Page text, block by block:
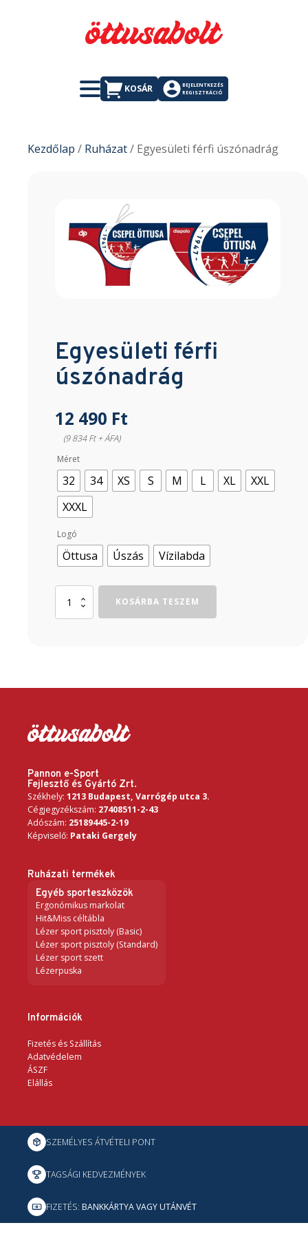
KOSÁR
BEJELENTKEZÉS
REGISZTRÁCIÓ
Kezdőlap / Ruházat/ Egyesületi férfi úszónadrág
Egyesületi férfi
úszónadrág
12 490 Ft
(9 834 Ft + ÁFA)
Méret
32 34 XS S M L XL
XXL
XXXL
Logó
Öttusa Úszás Vízilabda
Egyesületi
KOSÁRBA TESZEM
Pannon e-Sport
Fejlesztő és Gyártó Zrt.
Székhely: 1213 Budapest, Varrógép utca 3.
Cégjegyzékszám: 27408511-2-43
Adószám: 25189445-2-19
Képviselő: Pataki Gergely
Ruházati termékek
Egyéb sporteszközök
Ergonómikus markolat
Hit&Miss céltábla
Lézer sport pisztoly (Basic)
Lézer sport pisztoly (Standard)
Lézer sport szett
Lézerpuska
Információk
Fizetés és Szállítás
Adatvédelem
ÁSZF
Elállás
SZEMÉLYES ÁTVÉTELI PONT
TAGSÁGI KEDVEZMÉNYEK
FIZETÉS: BANKKÁRTYA VAGY UTÁNVÉT